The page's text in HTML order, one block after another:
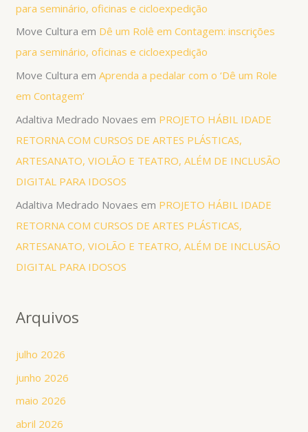
para seminário, oficinas e cicloexpedição
Move Cultura em Dê um Rolê em Contagem: inscrições
para seminário, oficinas e cicloexpedição
Move Cultura emAprenda a pedalar com o ‘Dê um Role
em Contagem’
Adaltiva Medrado Novaes em PROJETO HÁBIL IDADE
RETORNA COM CURSOS DE ARTES PLÁSTICAS,
ARTESANATO, VIOLÃO E TEATRO, ALÉM DE INCLUSÃO
DIGITAL PARA IDOSOS
Adaltiva Medrado Novaes em PROJETO HÁBIL IDADE
RETORNA COM CURSOS DE ARTES PLÁSTICAS,
ARTESANATO, VIOLÃO E TEATRO, ALÉM DE INCLUSÃO
DIGITAL PARA IDOSOS
Arquivos
julho 2026
junho 2026
maio 2026
abril 2026